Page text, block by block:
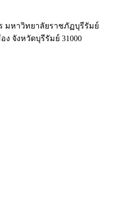
มหาวิทยาลัยราชภัฏบุรีรัมย์
ง จังหวัดบุรีรัมย์ 31000